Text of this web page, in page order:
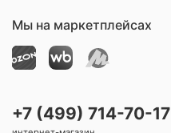
Мы на маркетплейсах
+7 (499) 714-70-17